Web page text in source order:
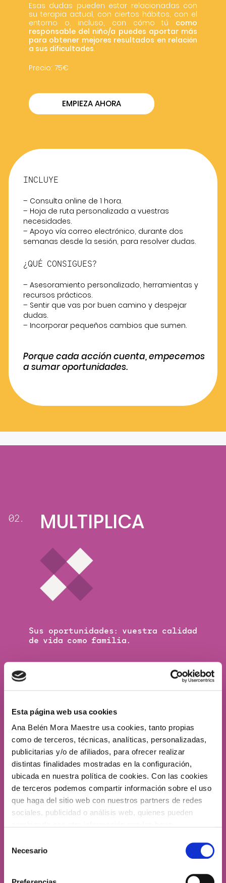
Esta página web usa cookies
Ana Belén Mora Maestre usa cookies, tanto propias
como de terceros, técnicas, analíticas, personalizadas,
publicitarias y/o de afiliados, para ofrecer realizar
distintas finalidades mostradas en la configuración,
ubicada en nuestra política de cookies. Con las cookies
de terceros podemos compartir información sobre el uso
que haga del sitio web con nuestros partners de redes
sociales, publicidad o análisis web, quienes pueden
que haya hecho de sus servicios. Siempre podrá
rechazar las cookies o configurarlas a su medida. Más
Necesario
Esas dudas pueden estar relacionadas con
su terapia actual, con ciertos hábitos, con el
entorno o, incluso, con cómo tú como
responsable del niño/a puedes aportar más
para obtener mejores resultados en relación
a sus dificultades.
Precio: 75€
EMPIEZA AHORA
INCLUYE
– Consulta online de 1 hora.
– Hoja de ruta personalizada a vuestras
necesidades.
– Apoyo vía correo electrónico, durante dos
semanas desde la sesión, para resolver dudas.
¿QUÉ CONSIGUES?
– Asesoramiento personalizado, herramientas y
recursos prácticos.
– Sentir que vas por buen camino y despejar
dudas.
– Incorporar pequeños cambios que sumen.
Porque cada acción cuenta, empecemos
a sumar oportunidades.
02. MULTIPLICA
Sus oportunidades: vuestra calidad
de vida como familia.
Un acompañamiento para diseñar una
terapia personalizada que se integre en
vuestro estilo de vida familiar.
Adaptada completamente a las
necesidades de vuestro hijo/a, su entorno y
su personalidad.
Utilizando diferentes formatos dejuego como
herramienta terapéutica, para potenciar las
habilidades del niño/ay conseguir así que la
participación sea divertida para todos.
PIDE MÁS INFORMACIÓN